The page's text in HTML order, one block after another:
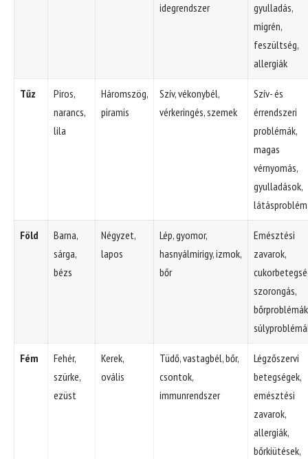
idegrendszer
gyulladás,
migrén,
feszültség,
allergiák
Tűz
Piros,
narancs,
lila
Háromszög,
piramis
Szív, vékonybél,
vérkeringés, szemek
Szív- és
érrendszeri
problémák,
magas
vérnyomás,
gyulladások,
Föld
Barna,
sárga,
bézs
Négyzet,
lapos
Lép, gyomor,
hasnyálmirigy, izmok,
bőr
Emésztési
zavarok,
szorongás,
Fém
Fehér,
szürke,
ezüst
Kerek,
ovális
Tüdő, vastagbél, bőr,
csontok,
immunrendszer
Légzőszervi
betegségek,
emésztési
zavarok,
allergiák,
bőrkiütések,